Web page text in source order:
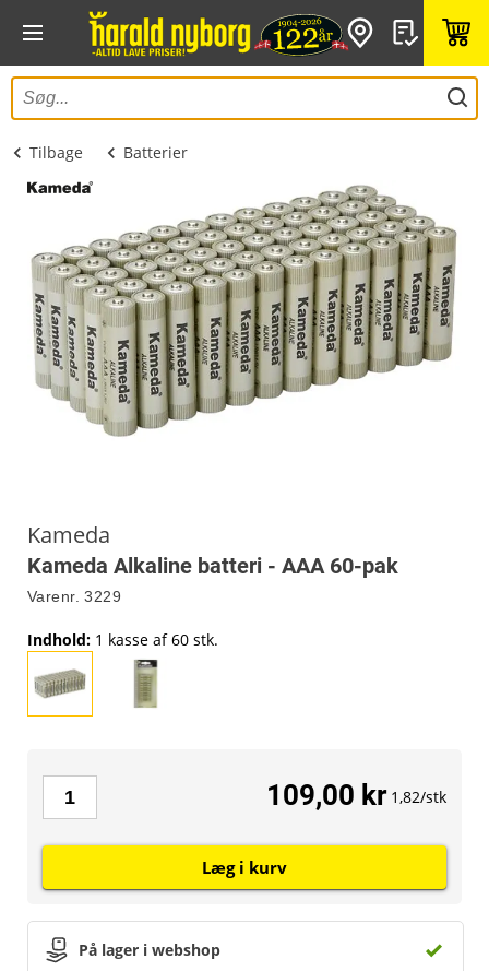
Tilbage Batterier
Kameda
Kameda Alkaline batteri - AAA 60-pak
Varenr. 3229
Indhold: 1 kasse af 60 stk.
På lager i webshop
109,00 kr 1,82/stk
Læg i kurv